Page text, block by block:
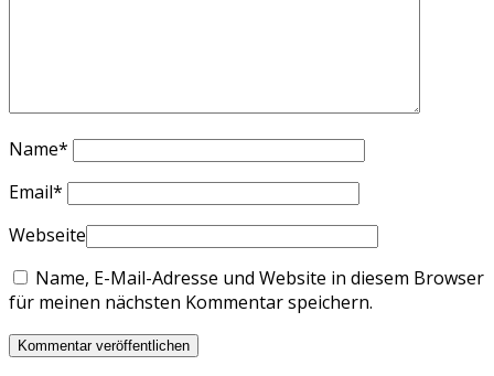
Name*
Email*
Webseite
Name, E-Mail-Adresse und Website in diesem Browser
für meinen nächsten Kommentar speichern.